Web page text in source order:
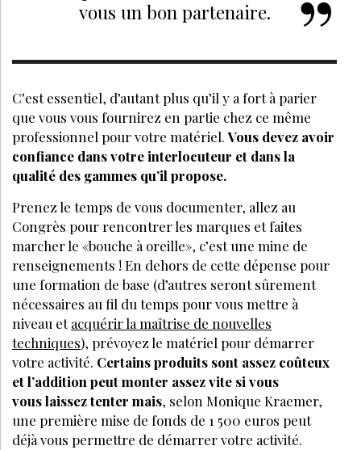
vous un bon partenaire.
C’est essentiel, d’autant plus qu’il y a fort à parier
que vous vous fournirez en partie chez ce même
professionnel pour votre matériel.Vous devez avoir
confiance dans votre interlocuteur et dans la
qualité des gammes qu’il propose.
Prenez le temps de vous documenter, allez au
Congrès pour rencontrer les marques et faites
marcher le «bouche à oreille», c’est une mine de
renseignements ! En dehors de cette dépense pour
une formation de base (d’autres seront sûrement
nécessaires au fil du temps pour vous mettre à
niveau etacquérir la maîtrise de nouvelles
techniques), prévoyez le matériel pour démarrer
votre activité. Certains produits sont assez coûteux
et l’addition peut monter assez vite si vous
vous laissez tenter mais, selon Monique Kraemer,
une première mise de fonds de 1 500 euros peut
déjà vous permettre de démarrer votre activité.